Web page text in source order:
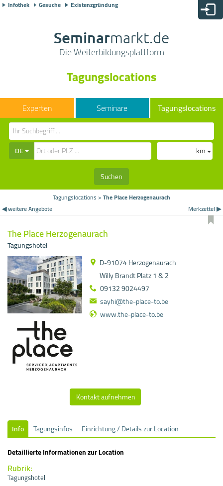
Infothek Gesuche Existenzgründung
Seminarmarkt.de
Die Weiterbildungsplattform
Tagungslocations
Seminare Tagungslocations
DE
km
Suchen
Tagungslocations >The Place Herzogenaurach
◀ weitere Angebote
Merkzettel ▶
The Place Herzogenaurach
Tagungshotel
D-91074 Herzogenaurach
Willy Brandt Platz 1 & 2
09132 9024497
sayhi@the-place-to.be
www.the-place-to.be
Kontakt aufnehmen
Info Tagungsinfos
Einrichtung / Details zur Location
Detaillierte Informationen zur Location
Rubrik:
Tagungshotel